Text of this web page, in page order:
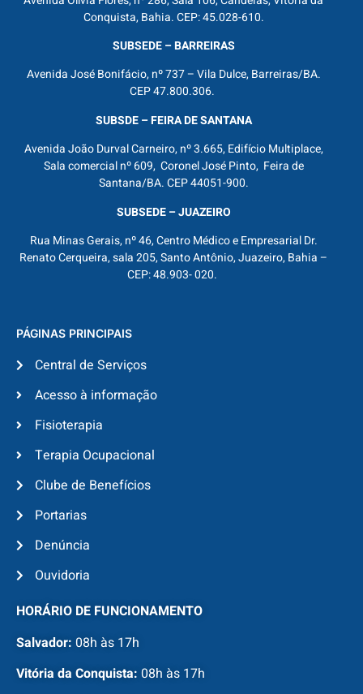
Conquista, Bahia. CEP: 45.028-610.
SUBSEDE – BARREIRAS
Avenida José Bonifácio, nº 737 – Vila Dulce, Barreiras/BA.
CEP 47.800.306.
SUBSDE – FEIRA DE SANTANA
Avenida João Durval Carneiro, nº 3.665, Edifício Multiplace,
Sala comercial nº 609, Coronel José Pinto, Feira de
Santana/BA. CEP 44051-900.
SUBSEDE – JUAZEIRO
Rua Minas Gerais, nº 46, Centro Médico e Empresarial Dr.
Renato Cerqueira, sala 205, Santo Antônio, Juazeiro, Bahia –
CEP: 48.903- 020.
PÁGINAS PRINCIPAIS
Central de Serviços
Acesso à informação
Fisioterapia
Terapia Ocupacional
Clube de Benefícios
Portarias
Denúncia
Ouvidoria
HORÁRIO DE FUNCIONAMENTO
Salvador: 08h às 17h
Vitória da Conquista: 08h às 17h